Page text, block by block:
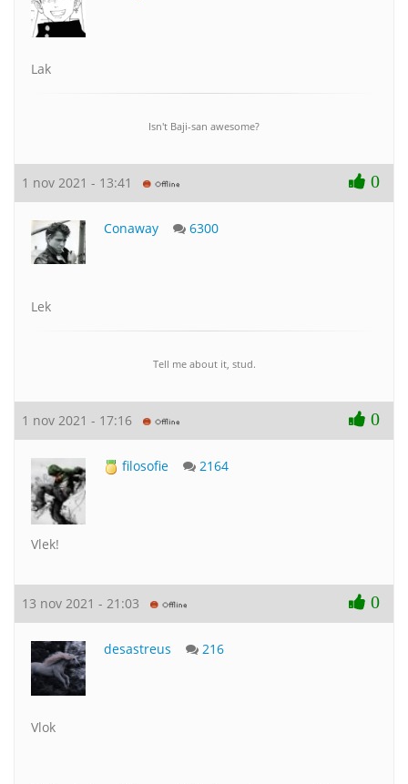
Lak
Isn't Baji-san awesome?
1 nov 2021 - 13:41 0
Conaway 6300
Lek
Tell me about it, stud.
1 nov 2021 - 17:16 0
filosofie 2164
Vlek!
13 nov 2021 - 21:03 0
desastreus 216
Vlok